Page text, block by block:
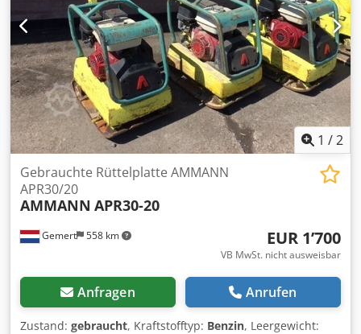
1 /2
Gemert 558 km
Gebrauchte Rüttelplatte AMMANN
APR30/20
AMMANN APR30-20
EUR 1’700
VB MwSt. nicht ausweisbar
Anfragen Anrufen
Zustand: gebraucht, Kraftstofftyp: Benzin, Leergewicht: